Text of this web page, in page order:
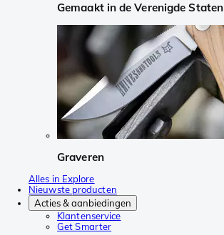
Gemaakt in de Verenigde Staten
Graveren
Alles in Explore
Nieuwste producten
Acties & aanbiedingen
Klantenservice
Get Smarter